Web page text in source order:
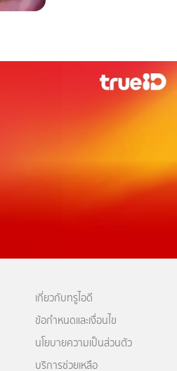
เกี่ยวกับทรูไอดี
ข้อกำหนดและเงื่อนไข
นโยบายความเป็นส่วนตัว
บริการช่วยเหลือ